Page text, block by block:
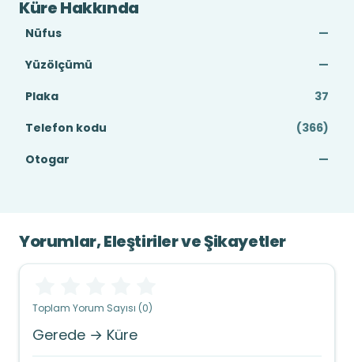
Küre Hakkında
Nüfus
—
Yüzölçümü
—
Plaka
37
Telefon kodu
(366)
Otogar
—
Yorumlar, Eleştiriler ve Şikayetler
Toplam Yorum Sayısı (0)
Gerede → Küre